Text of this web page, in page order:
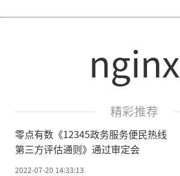
nginx
精彩推荐
零点有数《12345政务服务便民热线
第三方评估通则》通过审定会
2022-07-20 14:33:13